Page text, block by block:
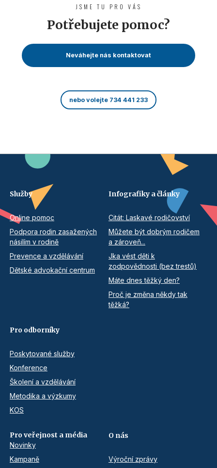
JSME TU PRO VÁS
Potřebujete pomoc?
Neváhejte nás kontaktovat
nebo volejte 734 441 233
Služby
Online pomoc
Podpora rodin zasažených
násilím v rodině
Prevence a vzdělávání
Dětské advokační centrum
Infografiky a články
Citát: Laskavé rodičovství
Můžete být dobrým rodičem
a zároveň...
Jka vést děti k
zodpovědnosti (bez trestů)
Máte dnes těžký den?
Proč je změna někdy tak
těžká?
Pro odborníky
Poskytované služby
Konference
Školení a vzdělávání
Metodika a výzkumy
KOS
Pro veřejnost a média
Novinky
Kampaně
O nás
Výroční zprávy